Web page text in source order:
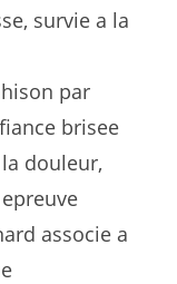
survie a la
par
brisee
douleur,
associe a